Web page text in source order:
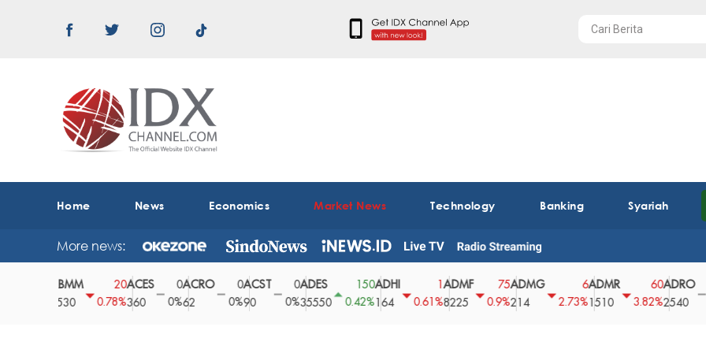
Home News Economics Market News Technology Banking Syariah
More news:
0.78%
ACES
360
0
0%
ACRO
0 ACST
0 ADES
35550
0.42%
ADHI
164
0.61%
ADMF
8225
75
0.9%
ADMG
214
2.73%
ADMR
1510
3.82%
ADRO
2540
0
0%